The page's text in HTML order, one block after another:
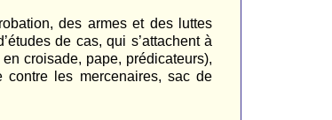
des armes et des luttes
de cas, qui s’attachent à
croisade, pape, prédicateurs),
contre les mercenaires, sac de